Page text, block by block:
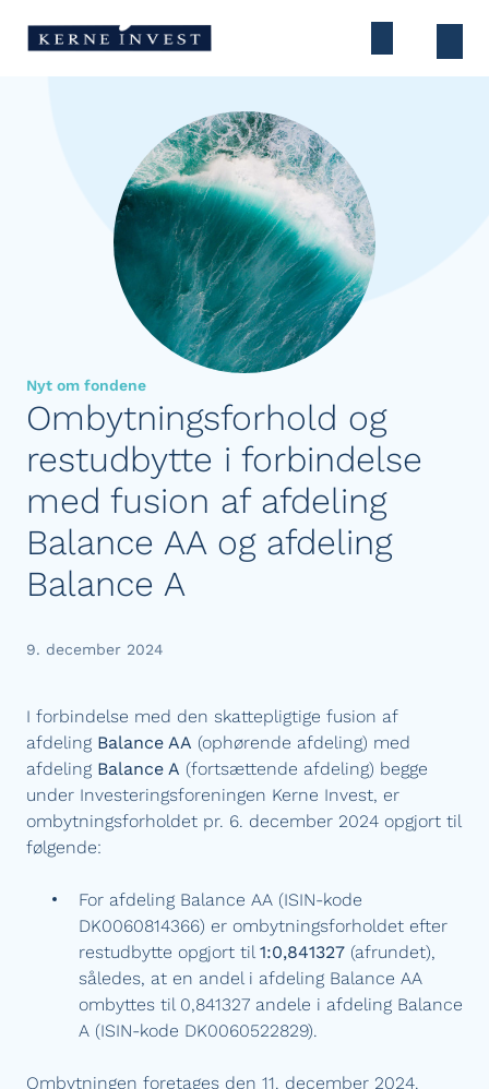
Nyt om fondene
Ombytningsforhold og
restudbytte i forbindelse
med fusion af afdeling
Balance AA og afdeling
Balance A
9. december 2024
I forbindelse med den skattepligtige fusion af
afdeling Balance AA (ophørende afdeling) med
afdeling Balance A (fortsættende afdeling) begge
under Investeringsforeningen Kerne Invest, er
ombytningsforholdet pr. 6. december 2024 opgjort til
følgende:
For afdeling Balance AA (ISIN-kode
DK0060814366) er ombytningsforholdet efter
restudbytte opgjort til1:0,841327 (afrundet),
således, at en andel i afdeling Balance AA
ombyttes til 0,841327 andele i afdeling Balance
A (ISIN-kode DK0060522829).
Ombytningen foretages den 11. december 2024.